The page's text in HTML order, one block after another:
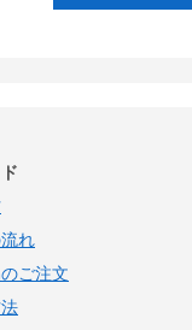
れ
ご注文